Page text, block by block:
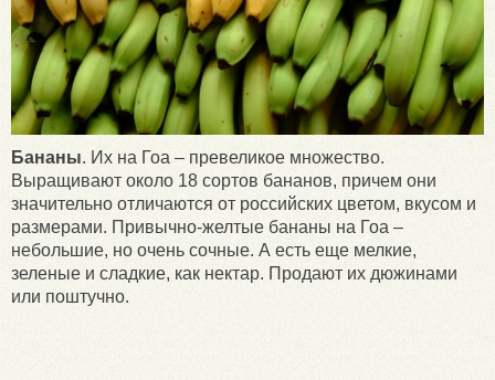
Бананы. Их на Гоа – превеликое множество.
Выращивают около 18 сортов бананов, причем они
значительно отличаются от российских цветом, вкусом и
размерами. Привычно-желтые бананы на Гоа –
небольшие, но очень сочные. А есть еще мелкие,
зеленые и сладкие, как нектар. Продают их дюжинами
или поштучно.